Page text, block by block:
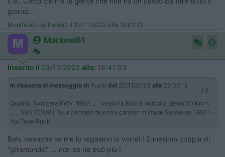
giorno...
Modificato da Pedro2 il 23/11/2023 alle 19:01:21
Markeel61
-
Inserito il 03/12/2023 alle: 18:41:03
In risposta al messaggio di Rucki del 22/11/2023 alle 22:32:12
Qualità Svizzera FWV 1957 ... velocità Max é indicata dietro 50 Km h
... VAN TOUR | Tour complet de notre camion militaire Suisse de 1957 ! -
YouTube Rucki
Bah, neanche se me lo regalano lo vorrei ! Ennesima coppia di
"giramondo" ... non se ne può più !